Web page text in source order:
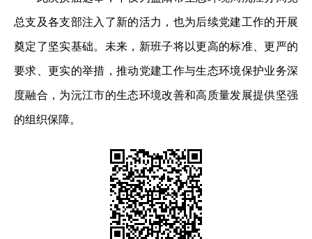
总支及各支部注入了新的活力，也为后续党建工作的开展
奠定了坚实基础。未来，新班子将以更高的标准、更严的
要求、更实的举措，推动党建工作与生态环境保护业务深
度融合，为沅江市的生态环境改善和高质量发展提供坚强
的组织保障。